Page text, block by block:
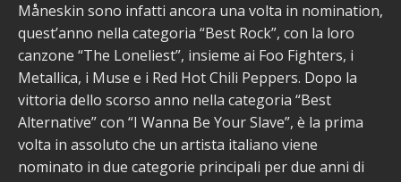
Måneskin sono infatti ancora una volta in nomination,
quest’anno nella categoria “Best Rock”, con la loro
canzone “The Loneliest”, insieme ai Foo Fighters, i
Metallica, i Muse e i Red Hot Chili Peppers. Dopo la
vittoria dello scorso anno nella categoria “Best
Alternative” con “I Wanna Be Your Slave”, è la prima
volta in assoluto che un artista italiano viene
nominato in due categorie principali per due anni di